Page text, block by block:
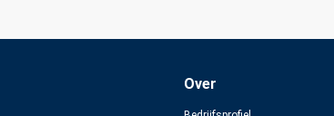
Over